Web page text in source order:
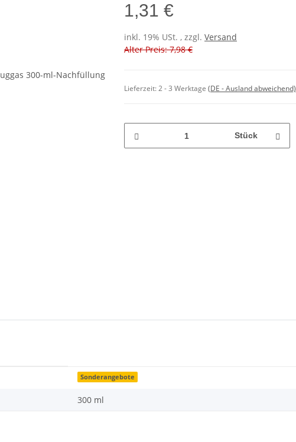
1,31 €
inkl. 19% USt. , zzgl. Versand
Alter Preis: 7,98 €
Lieferzeit:2 - 3 Werktage (DE - Ausland abweichend)
Stück
Sonderangebote
300 ml